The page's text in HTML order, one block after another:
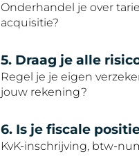
Onderhandel je over
acquisitie?
5. Draag je alle
Regel je je eigen
jouw rekening?
6. Is je fiscale
KvK-inschrijving, btw-